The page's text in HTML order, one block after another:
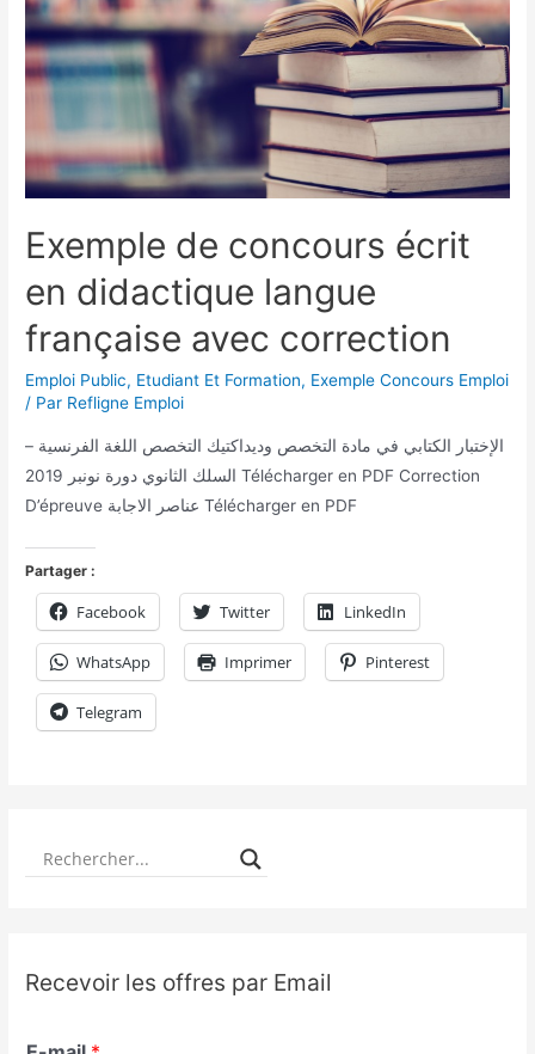
Exemple de concours écrit
en didactique langue
française avec correction
Emploi Public, Etudiant Et Formation, Exemple Concours Emploi
/ Par Refligne Emploi
الإختبار الكتابي في مادة التخصص وديداكتيك التخصص اللغة الفرنسية –
السلك الثانوي دورة نونبر 2019 Télécharger en PDF Correction
D’épreuve عناصر الاجابة Télécharger en PDF
Partager :
Facebook Twitter LinkedIn
WhatsApp Imprimer Pinterest
Telegram
Recevoir les offres par Email